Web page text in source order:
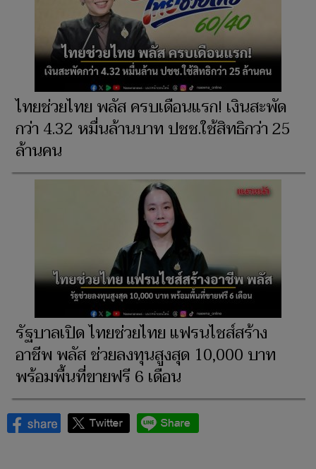
ไทยช่วยไทย พลัส ครบเดือนแรก! เงินสะพัด
กว่า 4.32 หมื่นล้านบาท ปชช.ใช้สิทธิกว่า 25
ล้านคน
รัฐบาลเปิด ไทยช่วยไทย แฟรนไชส์สร้าง
อาชีพ พลัส ช่วยลงทุนสูงสุด 10,000 บาท
พร้อมพื้นที่ขายฟรี 6 เดือน